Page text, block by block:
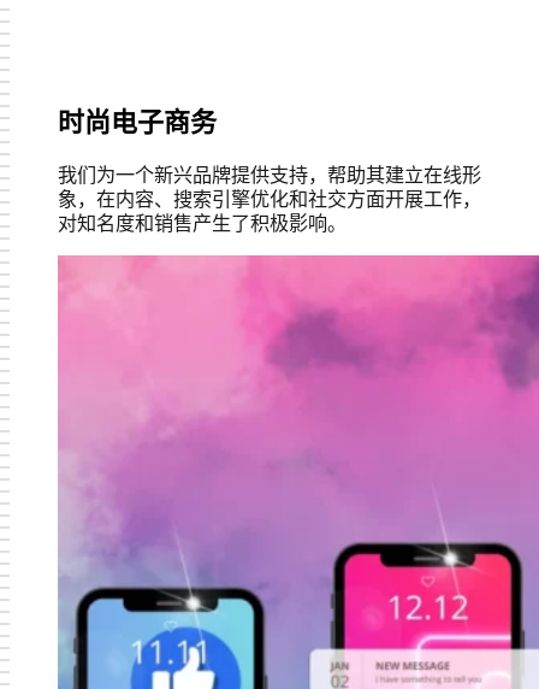
时尚电子商务
我们为一个新兴品牌提供支持，帮助其建立在线形
象，在内容、搜索引擎优化和社交方面开展工作，
对知名度和销售产生了积极影响。